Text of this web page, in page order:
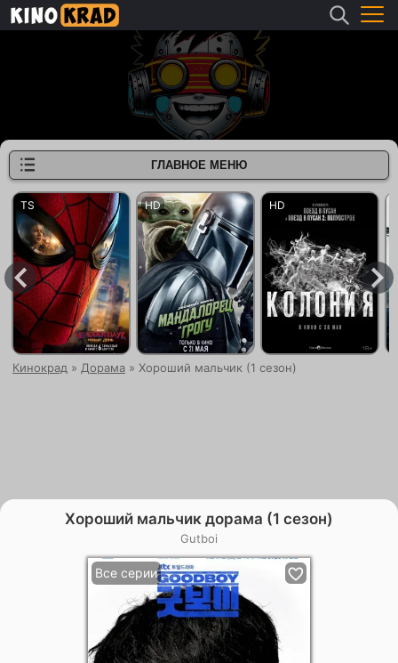
Кинокрад » Дорама » Хороший мальчик (1 сезон)
Хороший мальчик дорама (1 сезон)
Gutboi
Все серии
ГЛАВНОЕ МЕНЮ